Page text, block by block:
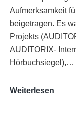
Aufmerksamkeit
beigetragen. Es
Projekts
AUDITORIX-
Hörbuchsiegel),…
Weiterlesen